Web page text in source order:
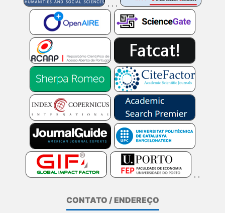
CONTATO / ENDEREÇO